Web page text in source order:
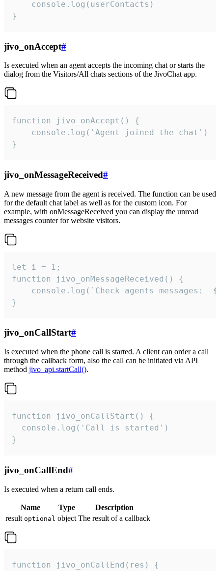
    console.log(userContacts)
}
jivo_onAccept#
Is executed when an agent accepts the incoming chat or starts the
dialog from the Visitors/All chats sections of the JivoChat app.
function jivo_onAccept() {
}
jivo_onMessageReceived#
A new message from the agent is received. The function can be used
for the default chat label as well as for the custom icon. For
example, with onMessageReceived you can display the unread
messages counter for website visitors.
let i = 1;
function jivo_onMessageReceived() {
}
jivo_onCallStart#
Is executed when the phone call is started. A client can order a call
through the callback form, also the call can be initiated via API
method jivo_api.startCall().
function jivo_onCallStart() {
  console.log('Call is started')
}
jivo_onCallEnd#
Is executed when a return call ends.
Name Type
Description
result optional object The result of a callback
function jivo_onCallEnd(res) {